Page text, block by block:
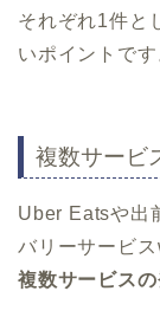
それぞれ1件と
いポイントです
複数サービ
Uber Eatsや出
バリーサービ
複数サービスの